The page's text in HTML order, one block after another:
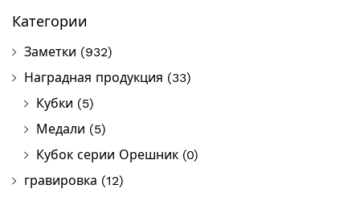
Категории
Заметки (932)
Наградная продукция (33)
Кубки (5)
Медали (5)
Кубок серии Орешник (0)
гравировка (12)